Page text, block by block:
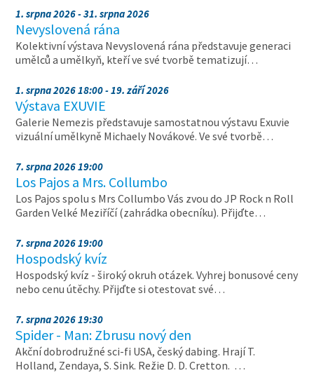
1. srpna 2026 - 31. srpna 2026
Nevyslovená rána
Kolektivní výstava Nevyslovená rána představuje generaci
umělců a umělkyň, kteří ve své tvorbě tematizují…
1. srpna 2026 18:00 - 19. září 2026
Výstava EXUVIE
Galerie Nemezis představuje samostatnou výstavu Exuvie
vizuální umělkyně Michaely Novákové. Ve své tvorbě…
7. srpna 2026 19:00
Los Pajos a Mrs. Collumbo
Los Pajos spolu s Mrs Collumbo Vás zvou do JP Rock n Roll
Garden Velké Meziříčí (zahrádka obecníku). Přijďte…
7. srpna 2026 19:00
Hospodský kvíz
Hospodský kvíz - široký okruh otázek. Vyhrej bonusové ceny
nebo cenu útěchy. Přijďte si otestovat své…
7. srpna 2026 19:30
Spider - Man: Zbrusu nový den
Akční dobrodružné sci-fi USA, český dabing. Hrají T.
Holland, Zendaya, S. Sink. Režie D. D. Cretton. …